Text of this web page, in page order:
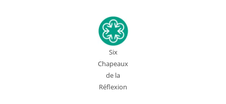
Six
Chapeaux
de la
Réflexion